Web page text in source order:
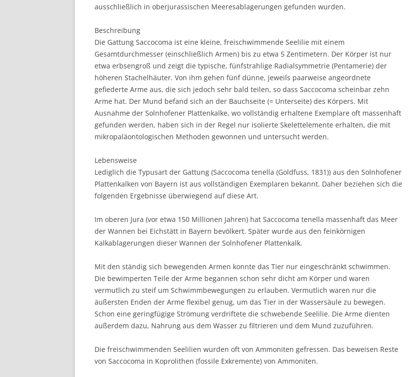
ausschließlich in oberjurassischen Meeresablagerungen gefunden wurden.
Beschreibung
Die Gattung Saccocoma ist eine kleine, freischwimmende Seelilie mit einem
Gesamtdurchmesser (einschließlich Armen) bis zu etwa 5 Zentimetern. Der Körper ist nur
etwa erbsengroß und zeigt die typische, fünfstrahlige Radialsymmetrie (Pentamerie) der
höheren Stachelhäuter. Von ihm gehen fünf dünne, jeweils paarweise angeordnete
gefiederte Arme aus, die sich jedoch sehr bald teilen, so dass Saccocoma scheinbar zehn
Arme hat. Der Mund befand sich an der Bauchseite (= Unterseite) des Körpers. Mit
Ausnahme der Solnhofener Plattenkalke, wo vollständig erhaltene Exemplare oft massenhaft
gefunden werden, haben sich in der Regel nur isolierte Skelettelemente erhalten, die mit
mikropaläontologischen Methoden gewonnen und untersucht werden.
Lebensweise
Lediglich die Typusart der Gattung (Saccocoma tenella (Goldfuss, 1831)) aus den Solnhofener
Plattenkalken von Bayern ist aus vollständigen Exemplaren bekannt. Daher beziehen sich die
folgenden Ergebnisse überwiegend auf diese Art.
Im oberen Jura (vor etwa 150 Millionen Jahren) hat Saccocoma tenella massenhaft das Meer
der Wannen bei Eichstätt in Bayern bevölkert. Später wurde aus den feinkörnigen
Kalkablagerungen dieser Wannen der Solnhofener Plattenkalk.
Mit den ständig sich bewegenden Armen konnte das Tier nur eingeschränkt schwimmen.
Die bewimperten Teile der Arme begannen schon sehr dicht am Körper und waren
vermutlich zu steif um Schwimmbewegungen zu erlauben. Vermutlich waren nur die
äußersten Enden der Arme flexibel genug, um das Tier in der Wassersäule zu bewegen.
Schon eine geringfügige Strömung verdriftete die schwebende Seelilie. Die Arme dienten
außerdem dazu, Nahrung aus dem Wasser zu filtrieren und dem Mund zuzuführen.
Die freischwimmenden Seelilien wurden oft von Ammoniten gefressen. Das beweisen Reste
von Saccocoma in Koprolithen (fossile Exkremente) von Ammoniten.